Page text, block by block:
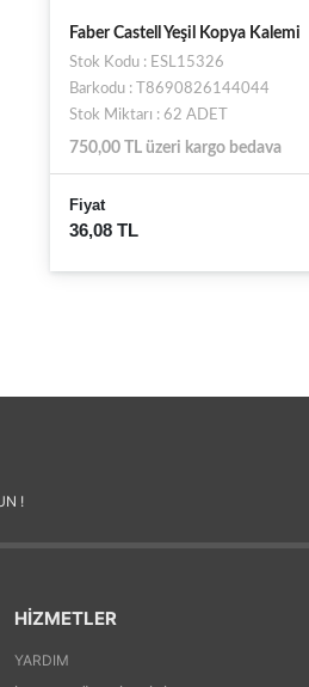
Faber Castell Yeşil Kopya Kalemi
Stok Kodu : ESL15326
Barkodu : T8690826144044
Stok Miktarı : 62 ADET
750,00 TL üzeri kargo bedava
Fiyat
36,08 TL
!
HİZMETLER
YARDIM